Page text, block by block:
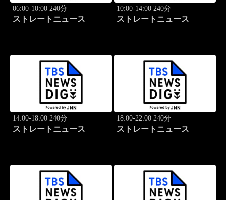
06:00-10:00 240分
ストレートニュース
10:00-14:00 240分
ストレートニュース
14:00-18:00 240分
ストレートニュース
18:00-22:00 240分
ストレートニュース